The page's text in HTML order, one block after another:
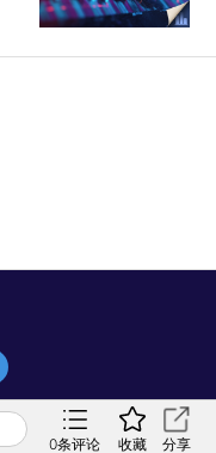
0条评论 收藏 分享